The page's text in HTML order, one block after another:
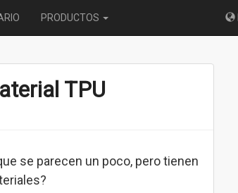
PRODUCTOS
TPU
se parecen un poco, pero tienen